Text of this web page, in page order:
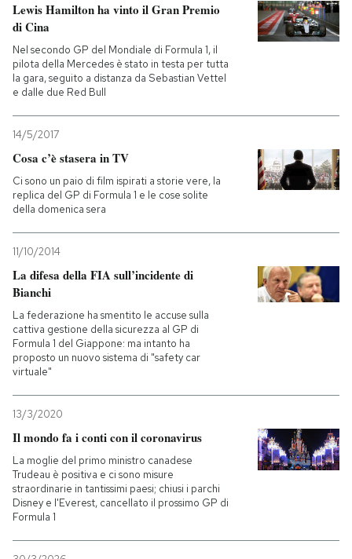
Lewis Hamilton ha vinto il Gran Premio
di Cina
Nel secondo GP del Mondiale di Formula 1, il
pilota della Mercedes è stato in testa per tutta
la gara, seguito a distanza da Sebastian Vettel
e dalle due Red Bull
14/5/2017
Cosa c’è stasera in TV
Ci sono un paio di film ispirati a storie vere, la
replica del GP di Formula 1 e le cose solite
della domenica sera
11/10/2014
La difesa della FIA sull’incidente di
Bianchi
La federazione ha smentito le accuse sulla
cattiva gestione della sicurezza al GP di
Formula 1 del Giappone: ma intanto ha
proposto un nuovo sistema di "safety car
virtuale"
13/3/2020
Il mondo fa i conti con il coronavirus
La moglie del primo ministro canadese
Trudeau è positiva e ci sono misure
straordinarie in tantissimi paesi; chiusi i parchi
Disney e l'Everest, cancellato il prossimo GP di
Formula 1